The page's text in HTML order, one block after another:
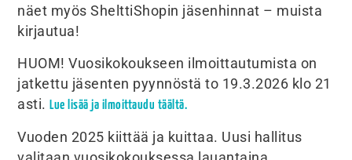
näet myös ShelttiShopin jäsenhinnat – muista
kirjautua!
HUOM! Vuosikokoukseen ilmoittautumista on
jatkettu jäsenten pyynnöstä to 19.3.2026 klo 21
asti.Lue lisää ja ilmoittaudu täältä.
Vuoden 2025 kiittää ja kuittaa. Uusi hallitus